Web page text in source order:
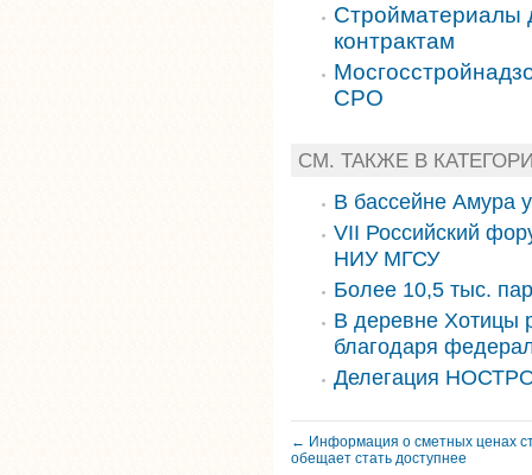
Стройматериалы
контрактам
СРО
СМ. ТАКЖЕ В
В бассейне Амура
VII Российский
НИУ МГСУ
Более 10,5 тыс.
В деревне Хотицы
благодаря
Делегация
← Информация о сметных ценах
обещает стать доступнее